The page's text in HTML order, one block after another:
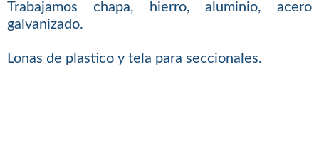
Trabajamos chapa, hierro, aluminio, acero
galvanizado.
Lonas de plastico y tela para seccionales.